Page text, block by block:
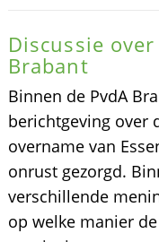
Discussie
Brabant
Binnen de PvdA
berichtgeving over
overname van
onrust gezorgd.
verschillende
op welke manier